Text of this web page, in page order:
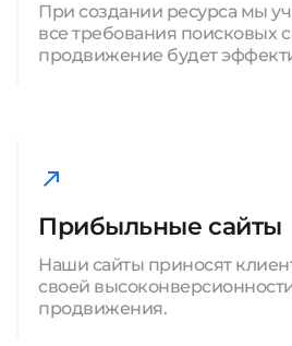
При создании ресурса мы
все требования поисковых
продвижение будет
Прибыльные сайты
Наши сайты приносят
своей
продвижения.